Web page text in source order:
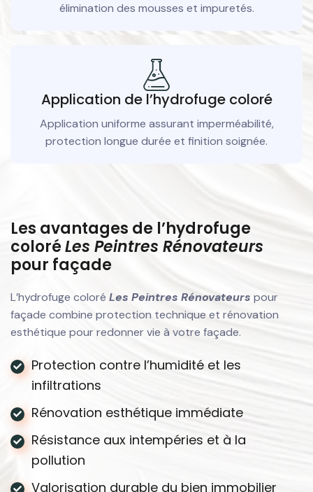
élimination des mousses et impuretés.
Application de l’hydrofuge coloré
Application uniforme assurant imperméabilité,
protection longue durée et finition soignée.
Les avantages de l’hydrofuge
coloréLes Peintres Rénovateurs
pour façade
L’hydrofuge coloré Les Peintres Rénovateurs pour
façade combine protection technique et rénovation
esthétique pour redonner vie à votre façade.
Protection contre l’humidité et les
infiltrations
Rénovation esthétique immédiate
Résistance aux intempéries et à la
pollution
Valorisation durable du bien immobilier